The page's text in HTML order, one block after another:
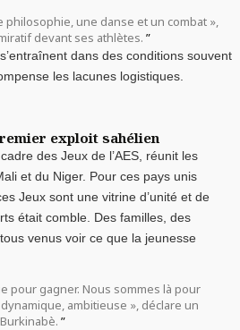
philosophie, une danse et un combat »,
devant ses athlètes.
dans des conditions souvent
les lacunes logistiques.
exploit sahélien
des Jeux de l’AES, réunit les
et du Niger. Pour ces pays unis
Jeux sont une vitrine d’unité et de
était comble. Des familles, des
venus voir ce que la jeunesse
pour gagner. Nous sommes là pour
ambitieuse », déclare un